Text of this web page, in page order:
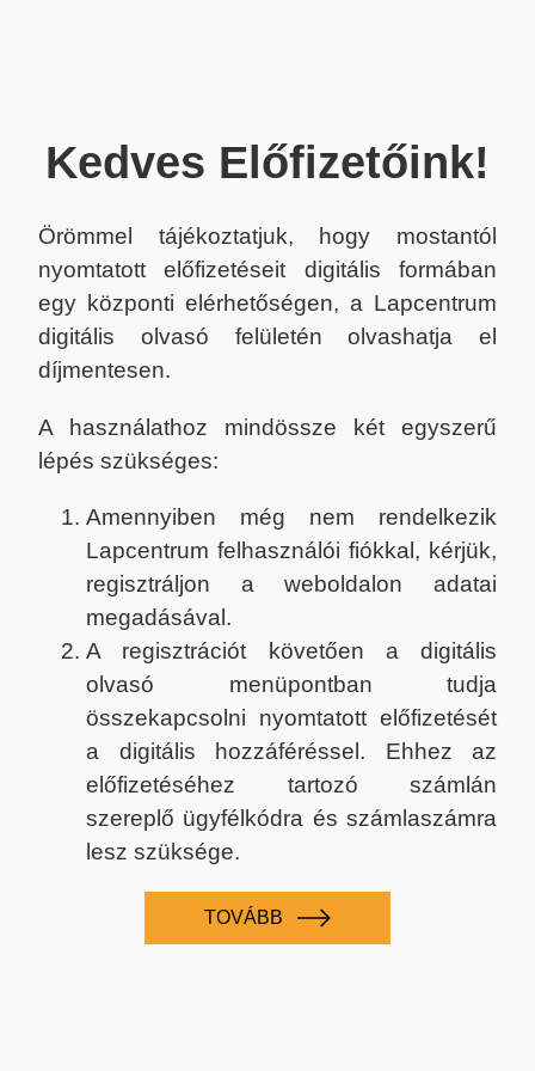
Kedves Előfizetőink!
Örömmel tájékoztatjuk, hogy mostantól
nyomtatott előfizetéseit digitális formában
egy központi elérhetőségen, a Lapcentrum
digitális olvasó felületén olvashatja el
díjmentesen.
A használathoz mindössze két egyszerű
lépés szükséges:
Amennyiben még nem rendelkezik
Lapcentrum felhasználói fiókkal, kérjük,
regisztráljon a weboldalon adatai
megadásával.
A regisztrációt követően a digitális
olvasó menüpontban tudja
összekapcsolni nyomtatott előfizetését
a digitális hozzáféréssel. Ehhez az
előfizetéséhez tartozó számlán
szereplő ügyfélkódra és számlaszámra
lesz szüksége.
TOVÁBB